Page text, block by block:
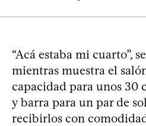
“Acá estaba mi cuarto”,
mientras muestra el
capacidad para unos 30
y barra para un par de
recibirlos con